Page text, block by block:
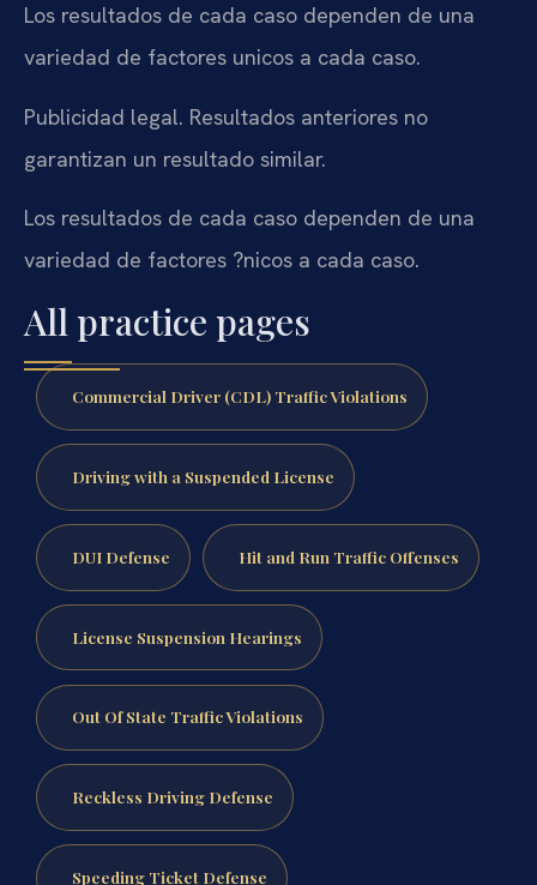
Los resultados de cada caso dependen de una
variedad de factores unicos a cada caso.
Publicidad legal. Resultados anteriores no
garantizan un resultado similar.
Los resultados de cada caso dependen de una
variedad de factores ?nicos a cada caso.
All practice pages
Commercial Driver (CDL) Traffic Violations
Driving with a Suspended License
DUI Defense Hit and Run Traffic Offenses
License Suspension Hearings
Out Of State Traffic Violations
Reckless Driving Defense
Speeding Ticket Defense